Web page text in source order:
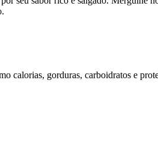
calorias, gorduras, carboidratos e